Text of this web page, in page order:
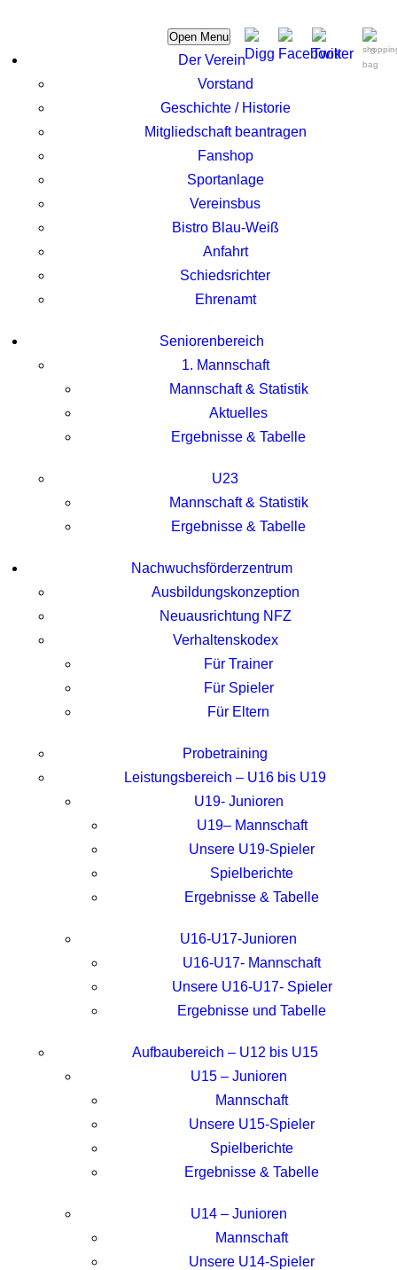
0
Open Menu
Der Verein
Vorstand
Geschichte / Historie
Mitgliedschaft beantragen
Fanshop
Sportanlage
Vereinsbus
Bistro Blau-Weiß
Anfahrt
Schiedsrichter
Ehrenamt
Seniorenbereich
1. Mannschaft
Mannschaft & Statistik
Aktuelles
Ergebnisse & Tabelle
U23
Mannschaft & Statistik
Ergebnisse & Tabelle
Nachwuchsförderzentrum
Ausbildungskonzeption
Neuausrichtung NFZ
Verhaltenskodex
Für Trainer
Für Spieler
Für Eltern
Probetraining
Leistungsbereich – U16 bis U19
U19- Junioren
U19– Mannschaft
Unsere U19-Spieler
Spielberichte
Ergebnisse & Tabelle
U16-U17-Junioren
U16-U17- Mannschaft
Unsere U16-U17- Spieler
Ergebnisse und Tabelle
Aufbaubereich – U12 bis U15
U15 – Junioren
Mannschaft
Unsere U15-Spieler
Spielberichte
Ergebnisse & Tabelle
U14 – Junioren
Mannschaft
Unsere U14-Spieler